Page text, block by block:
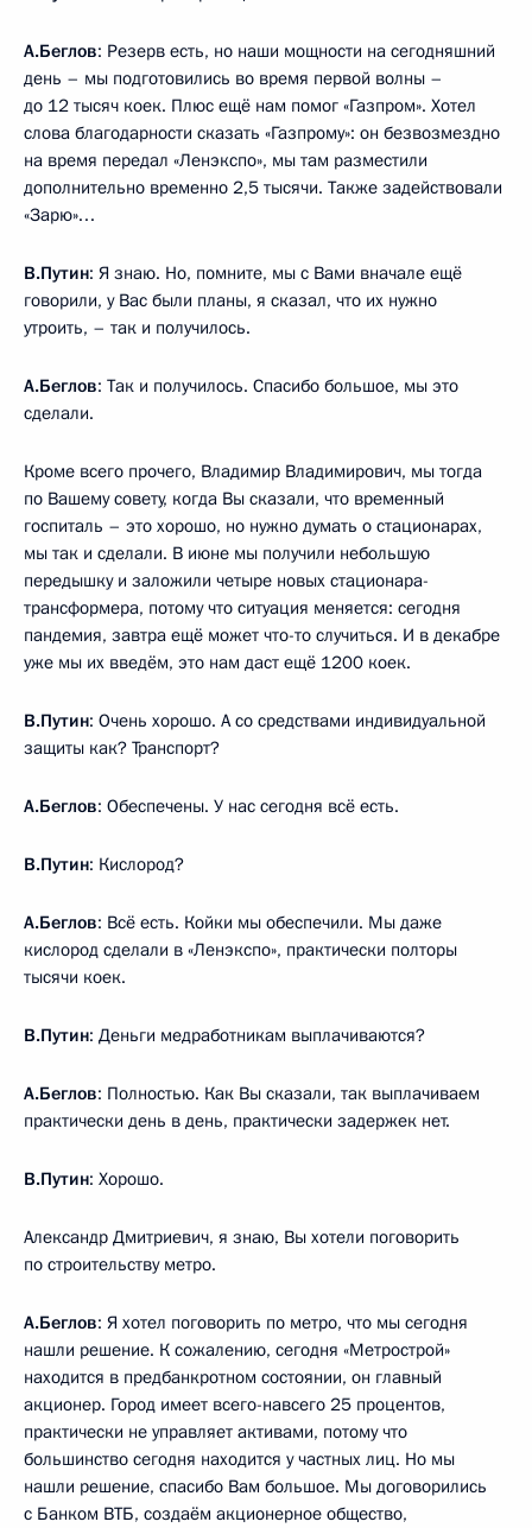
А.Беглов: Резерв есть, но наши мощности на сегодняшний
день – мы подготовились во время первой волны –
до 12 тысяч коек. Плюс ещё нам помог «Газпром». Хотел
слова благодарности сказать «Газпрому»: он безвозмездно
на время передал «Ленэкспо», мы там разместили
дополнительно временно 2,5 тысячи. Также задействовали
«Зарю»…
В.Путин: Я знаю. Но, помните, мы с Вами вначале ещё
говорили, у Вас были планы, я сказал, что их нужно
утроить, – так и получилось.
А.Беглов: Так и получилось. Спасибо большое, мы это
сделали.
Кроме всего прочего, Владимир Владимирович, мы тогда
по Вашему совету, когда Вы сказали, что временный
госпиталь – это хорошо, но нужно думать о стационарах,
мы так и сделали. В июне мы получили небольшую
передышку и заложили четыре новых стационара-
трансформера, потому что ситуация меняется: сегодня
пандемия, завтра ещё может что-то случиться. И в декабре
уже мы их введём, это нам даст ещё 1200 коек.
В.Путин: Очень хорошо. А со средствами индивидуальной
защиты как? Транспорт?
А.Беглов: Обеспечены. У нас сегодня всё есть.
В.Путин: Кислород?
А.Беглов: Всё есть. Койки мы обеспечили. Мы даже
кислород сделали в «Ленэкспо», практически полторы
тысячи коек.
В.Путин: Деньги медработникам выплачиваются?
А.Беглов: Полностью. Как Вы сказали, так выплачиваем
практически день в день, практически задержек нет.
В.Путин: Хорошо.
Александр Дмитриевич, я знаю, Вы хотели поговорить
по строительству метро.
А.Беглов: Я хотел поговорить по метро, что мы сегодня
нашли решение. К сожалению, сегодня «Метрострой»
находится в предбанкротном состоянии, он главный
акционер. Город имеет всего-навсего 25 процентов,
практически не управляет активами, потому что
большинство сегодня находится у частных лиц. Но мы
нашли решение, спасибо Вам большое. Мы договорились
с Банком ВТБ, создаём акционерное общество,